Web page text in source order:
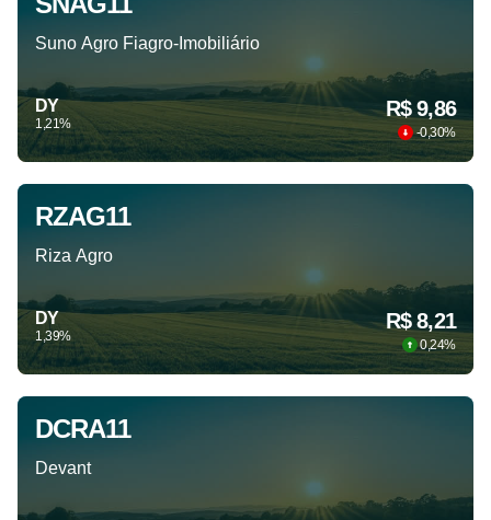
Suno Agro Fiagro-Imobiliário
DY
1,21%
R$ 9,86
-0,30%
RZAG11
Riza Agro
DY
1,39%
R$ 8,21
0,24%
DCRA11
Devant